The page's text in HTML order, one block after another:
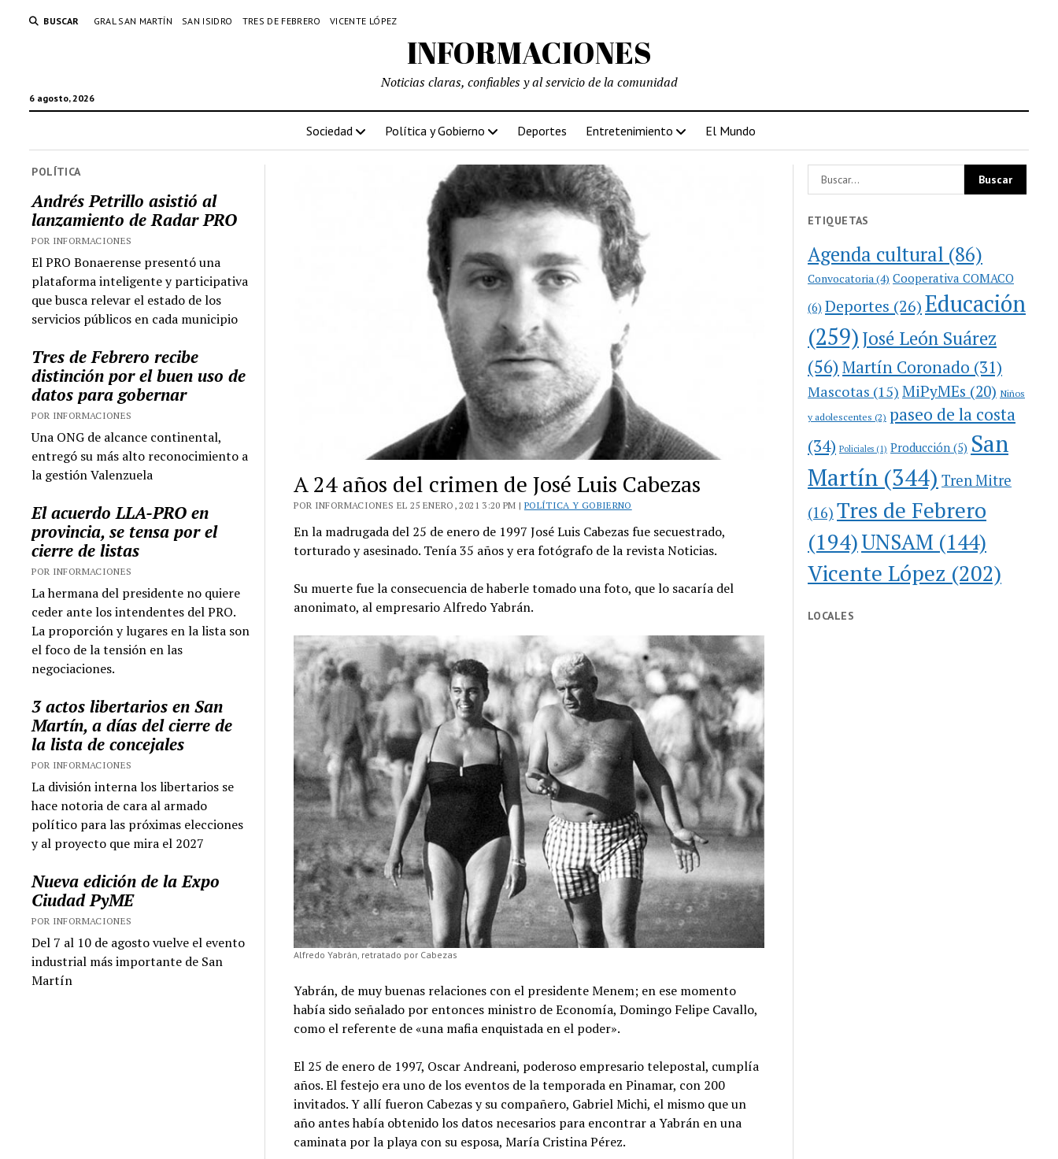
BUSCAR GRAL SAN MARTÍN SAN ISIDRO TRES DE FEBRERO VICENTE LÓPEZ
INFORMACIONES
6 agosto, 2026
Noticias claras, confiables y al servicio de la comunidad
Sociedad Política y Gobierno Deportes Entretenimiento El Mundo
POLÍTICA
Andrés Petrillo asistió al
lanzamiento de Radar PRO
POR INFORMACIONES
El PRO Bonaerense presentó una
plataforma inteligente y participativa
que busca relevar el estado de los
servicios públicos en cada municipio
Tres de Febrero recibe
distinción por el buen uso de
datos para gobernar
POR INFORMACIONES
Una ONG de alcance continental,
entregó su más alto reconocimiento a
la gestión Valenzuela
El acuerdo LLA-PRO en
provincia, se tensa por el
cierre de listas
POR INFORMACIONES
La hermana del presidente no quiere
ceder ante los intendentes del PRO.
La proporción y lugares en la lista son
el foco de la tensión en las
negociaciones.
3 actos libertarios en San
Martín, a días del cierre de
la lista de concejales
POR INFORMACIONES
La división interna los libertarios se
hace notoria de cara al armado
político para las próximas elecciones
y al proyecto que mira el 2027
Nueva edición de la Expo
Ciudad PyME
POR INFORMACIONES
Del 7 al 10 de agosto vuelve el evento
industrial más importante de San
Martín
A 24 años del crimen de José Luis Cabezas
POR INFORMACIONES EL 25 ENERO, 2021 3:20 PM | POLÍTICA Y GOBIERNO
En la madrugada del 25 de enero de 1997 José Luis Cabezas fue secuestrado,
torturado y asesinado. Tenía 35 años y era fotógrafo de la revista Noticias.
Su muerte fue la consecuencia de haberle tomado una foto, que lo sacaría del
anonimato, al empresario Alfredo Yabrán.
Alfredo Yabrán, retratado por Cabezas
Yabrán, de muy buenas relaciones con el presidente Menem; en ese momento
había sido señalado por entonces ministro de Economía, Domingo Felipe Cavallo,
como el referente de «una mafia enquistada en el poder».
El 25 de enero de 1997, Oscar Andreani, poderoso empresario telepostal, cumplía
años. El festejo era uno de los eventos de la temporada en Pinamar, con 200
invitados. Y allí fueron Cabezas y su compañero, Gabriel Michi, el mismo que un
año antes había obtenido los datos necesarios para encontrar a Yabrán en una
caminata por la playa con su esposa, María Cristina Pérez.
ETIQUETAS
Agenda cultural (86)
Convocatoria (4) Cooperativa COMACO
(6) Deportes (26)Educación
(259)José León Suárez
(56)Martín Coronado (31)
Mascotas (15) MiPyMEs (20) Niños
y adolescentes (2) paseo de la costa
(34) Policiales (1) Producción (5) San
Martín (344) Tren Mitre
(16) Tres de Febrero
(194)UNSAM (144)
Vicente López (202)
LOCALES